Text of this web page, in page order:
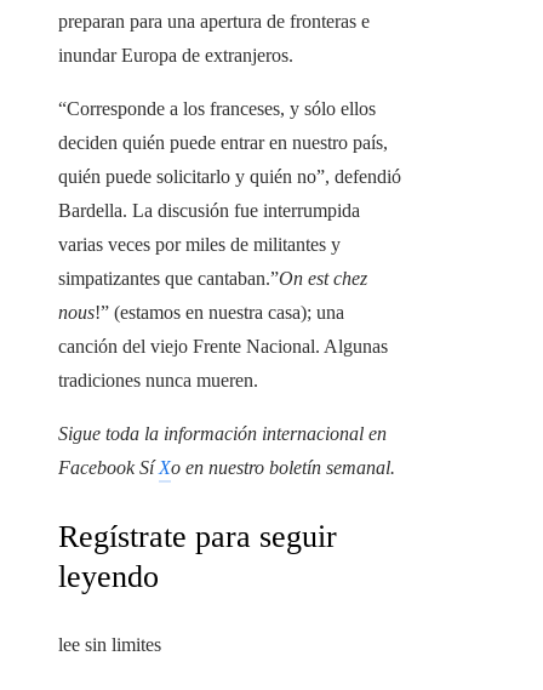
preparan para una apertura de fronteras e
inundar Europa de extranjeros.
“Corresponde a los franceses, y sólo ellos
deciden quién puede entrar en nuestro país,
quién puede solicitarlo y quién no”, defendió
Bardella. La discusión fue interrumpida
varias veces por miles de militantes y
simpatizantes que cantaban.”On est chez
nous!” (estamos en nuestra casa); una
canción del viejo Frente Nacional. Algunas
tradiciones nunca mueren.
Sigue toda la información internacional en
FacebookSíXo en nuestro boletín semanal.
Regístrate para seguir
leyendo
lee sin limites